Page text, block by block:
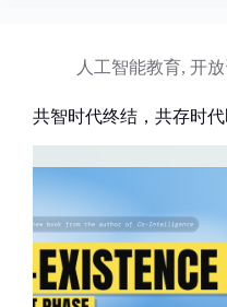
人工智能教育, 开
共智时代终结，共存时